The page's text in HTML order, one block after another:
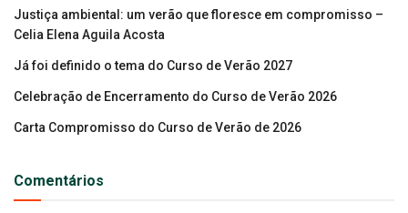
Justiça ambiental: um verão que floresce em compromisso –
Celia Elena Aguila Acosta
Já foi definido o tema do Curso de Verão 2027
Celebração de Encerramento do Curso de Verão 2026
Carta Compromisso do Curso de Verão de 2026
Comentários